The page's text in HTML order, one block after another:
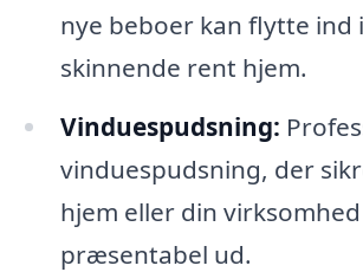
nye beboer kan flytte ind
skinnende rent hjem.
Vinduespudsning:
vinduespudsning, der
hjem eller din
præsentabel ud.